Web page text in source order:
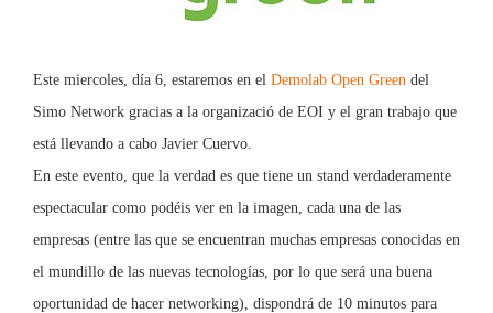
Este miercoles, día 6, estaremos en el Demolab Open Green del
Simo Network gracias a la organizació de EOI y el gran trabajo que
está llevando a cabo Javier Cuervo.
En este evento, que la verdad es que tiene un stand verdaderamente
espectacular como podéis ver en la imagen, cada una de las
empresas (entre las que se encuentran muchas empresas conocidas en
el mundillo de las nuevas tecnologías, por lo que será una buena
oportunidad de hacer networking), dispondrá de 10 minutos para